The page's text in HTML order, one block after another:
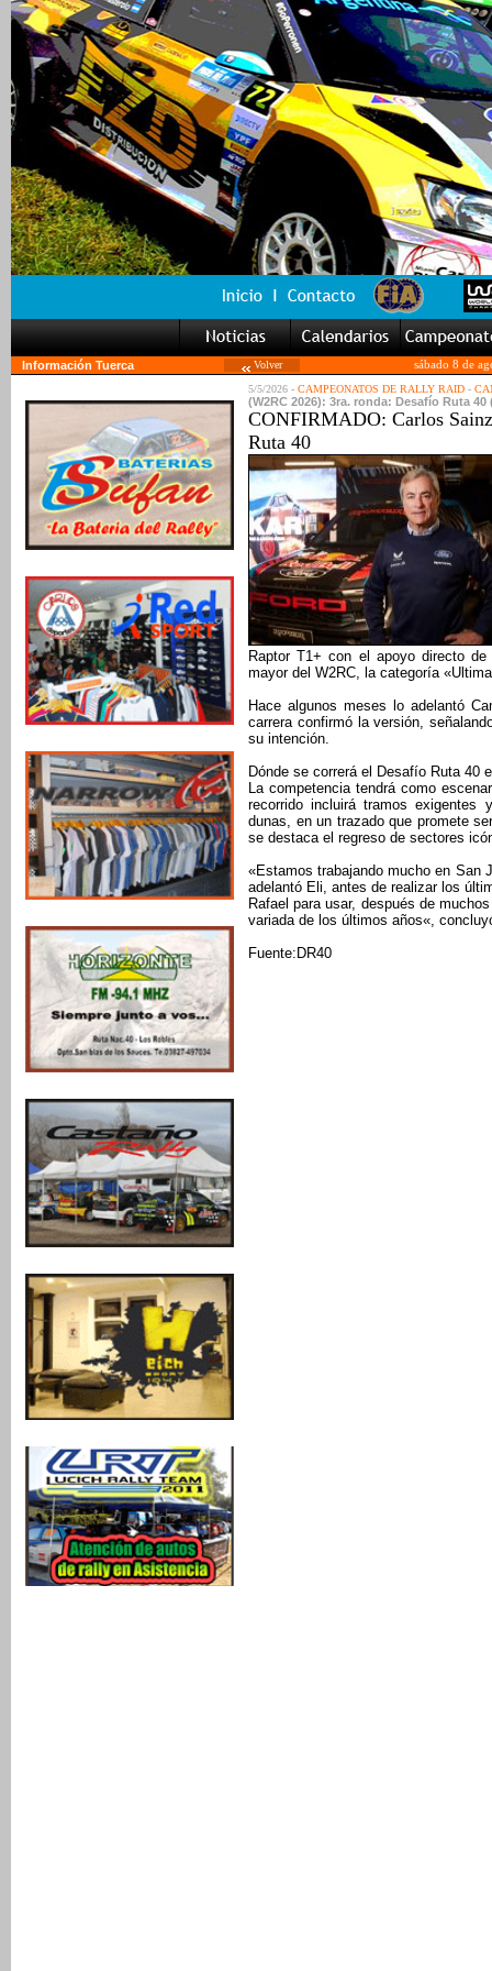
Información Tuerca Volver
sábado 8 de
5/5/2026 - CAMPEONATOS DE RALLY RAID -
(W2RC 2026): 3ra. ronda: Desafío Ruta
CONFIRMADO: Carlos
Ruta 40
Raptor T1+ con el apoyo directo
mayor del W2RC, la categoría
Hace algunos meses lo adelantó
carrera confirmó la versión,
su intención.
Dónde se correrá el Desafío Ruta 40
La competencia tendrá como
recorrido incluirá tramos
dunas, en un trazado que promete
se destaca el regreso de sectores
«Estamos trabajando mucho en San
adelantó Eli, antes de realizar los
Rafael para usar, después de
variada de los últimos años«,
Fuente:DR40